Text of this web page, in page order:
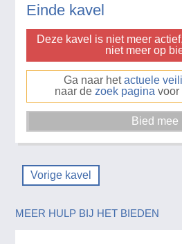
Einde kavel
Deze kavel is niet meer
niet meer op
Ga naar hetactuele
naar de zoek pagina voor
Vorige kavel
MEER HULP BIJ HET BIEDEN